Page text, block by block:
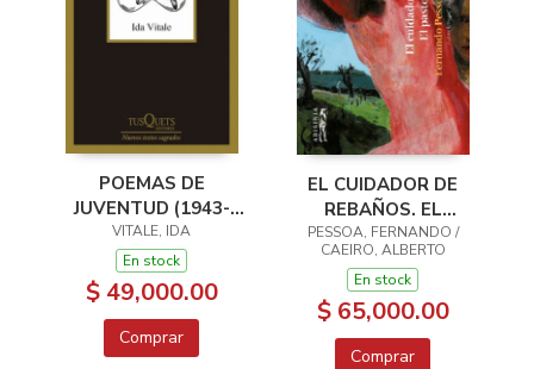
POEMAS DE
JUVENTUD (1943-
1946)
VITALE, IDA
En stock
$ 49,000.00
Comprar
EL CUIDADOR DE
REBAÑOS. EL
PASTOR AMOROSO
PESSOA, FERNANDO /
CAEIRO, ALBERTO
En stock
$ 65,000.00
Comprar